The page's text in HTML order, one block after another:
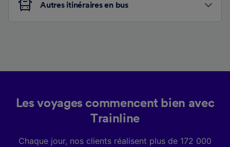
Autres itinéraires en bus
Les voyages commencent bien avec
Trainline
Chaque jour, nos clients réalisent plus de 172 000